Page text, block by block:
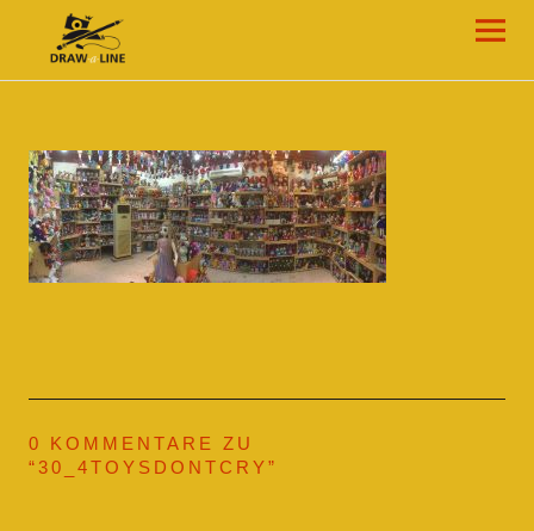
Draw-a-Line Grafik- und Web-Design
0 KOMMENTARE ZU
“30_4TOYSDONTCRY”